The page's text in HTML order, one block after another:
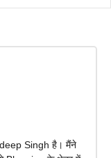
Singh है। मैंने